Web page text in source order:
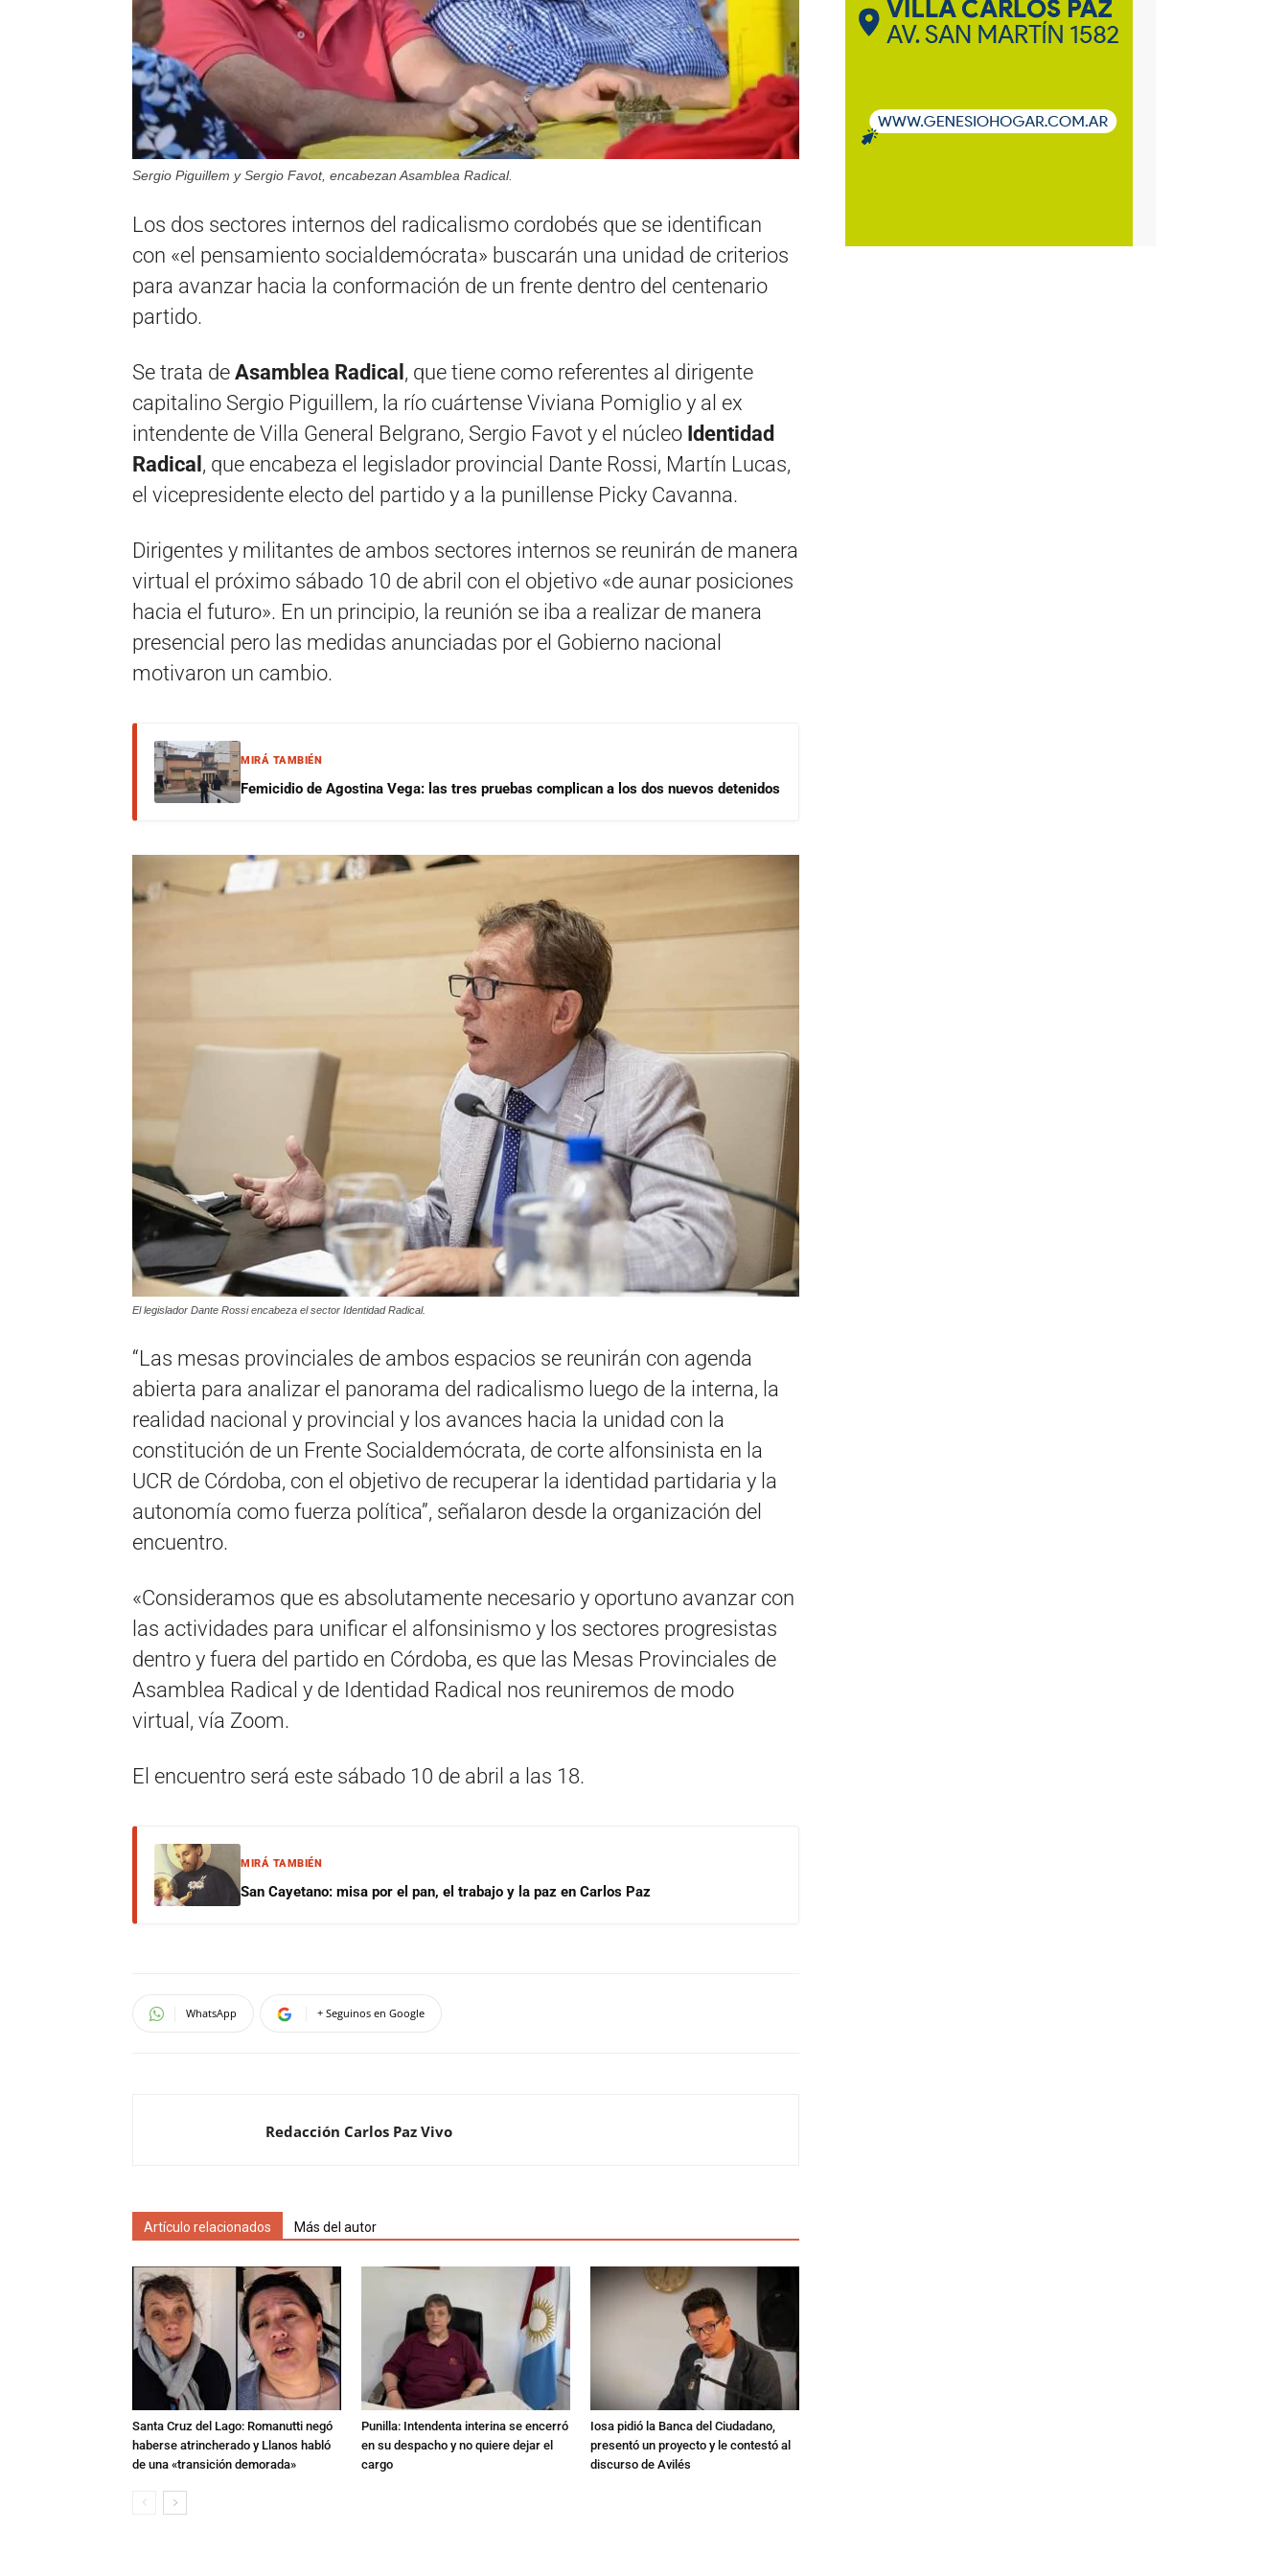
Sergio Piguillem y Sergio Favot, encabezan Asamblea Radical.
Los dos sectores internos del radicalismo cordobés que se identifican
con «el pensamiento socialdemócrata» buscarán una unidad de criterios
para avanzar hacia la conformación de un frente dentro del centenario
partido.
Se trata de Asamblea Radical , que tiene como referentes al dirigente
capitalino Sergio Piguillem, la río cuártense Viviana Pomiglio y al ex
intendente de Villa General Belgrano, Sergio Favot y el núcleo Identidad
Radical , que encabeza el legislador provincial Dante Rossi, Martín Lucas,
el vicepresidente electo del partido y a la punillense Picky Cavanna.
Dirigentes y militantes de ambos sectores internos se reunirán de manera
virtual el próximo sábado 10 de abril con el objetivo «de aunar posiciones
hacia el futuro». En un principio, la reunión se iba a realizar de manera
presencial pero las medidas anunciadas por el Gobierno nacional
motivaron un cambio.
MIRÁ TAMBIÉN
Femicidio de Agostina Vega: las tres pruebas complican a los dos nuevos detenidos
El legislador Dante Rossi encabeza el sector Identidad Radical.
“Las mesas provinciales de ambos espacios se reunirán con agenda
abierta para analizar el panorama del radicalismo luego de la interna, la
realidad nacional y provincial y los avances hacia la unidad con la
constitución de un Frente Socialdemócrata, de corte alfonsinista en la
UCR de Córdoba, con el objetivo de recuperar la identidad partidaria y la
autonomía como fuerza política”, señalaron desde la organización del
encuentro.
«Consideramos que es absolutamente necesario y oportuno avanzar con
las actividades para unificar el alfonsinismo y los sectores progresistas
dentro y fuera del partido en Córdoba, es que las Mesas Provinciales de
Asamblea Radical y de Identidad Radical nos reuniremos de modo
virtual, vía Zoom.
El encuentro será este sábado 10 de abril a las 18.
MIRÁ TAMBIÉN
San Cayetano: misa por el pan, el trabajo y la paz en Carlos Paz
WhatsApp + Seguinos en Google
Redacción Carlos Paz Vivo
Artículo relacionados Más del autor
Santa Cruz del Lago: Romanutti negó
haberse atrincherado y Llanos habló
de una «transición demorada»
Punilla: Intendenta interina se encerró
en su despacho y no quiere dejar el
cargo
Iosa pidió la Banca del Ciudadano,
presentó un proyecto y le contestó al
discurso de Avilés